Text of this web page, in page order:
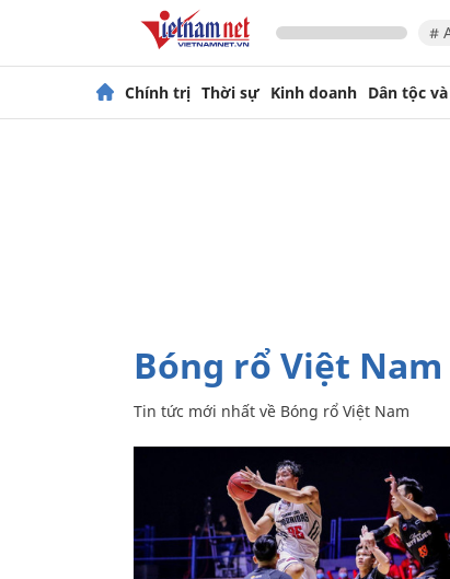
#
Chính trị Thời sự Kinh doanh Dân tộc
Bóng rổ Việt Nam
Tin tức mới nhất về Bóng rổ Việt Nam